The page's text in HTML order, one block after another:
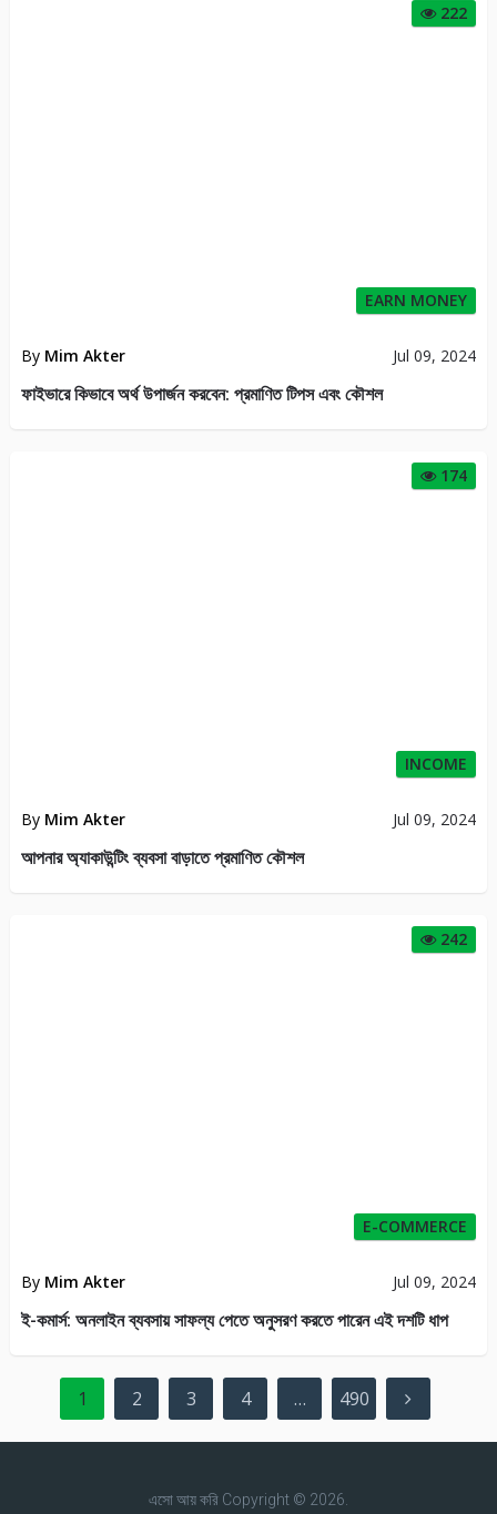
222
EARN MONEY
By Mim Akter Jul 09, 2024
ফাইভারে কিভাবে অর্থ উপার্জন করবেন: প্রমাণিত টিপস এবং কৌশল
174
INCOME
By Mim Akter Jul 09, 2024
আপনার অ্যাকাউন্টিং ব্যবসা বাড়াতে প্রমাণিত কৌশল
242
E-COMMERCE
By Mim Akter Jul 09, 2024
ই-কমার্স: অনলাইন ব্যবসায় সাফল্য পেতে অনুসরণ করতে পারেন এই দশটি ধাপ
Posts
pagination
1 2 3 4 … 490
এসো আয় করিCopyright © 2026.